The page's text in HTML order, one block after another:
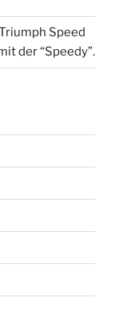
Speed
der “Speedy”.